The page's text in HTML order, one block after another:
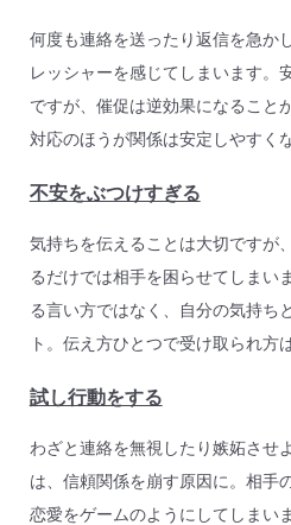
何度も連絡を送ったり返信を急か
レッシャーを感じてしまいます。
ですが、催促は逆効果になること
対応のほうが関係は安定しやすく
不安をぶつけすぎる
気持ちを伝えることは大切ですが
るだけでは相手を困らせてしまい
る言い方ではなく、自分の気持ち
ト。伝え方ひとつで受け取られ方
試し行動をする
わざと連絡を無視したり嫉妬させ
は、信頼関係を崩す原因に。相手
恋愛をゲームのようにしてしまい